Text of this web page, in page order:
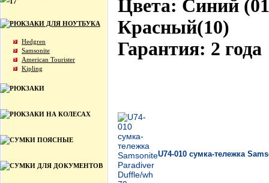
РЮКЗАКИ ДЛЯ НОУТБУКА
Hedgren
Samsonite
American Tourister
Kipling
РЮКЗАКИ
РЮКЗАКИ НА КОЛЕСАХ
СУМКИ ПОЯСНЫЕ
СУМКИ ДЛЯ ДОКУМЕНТОВ
Цвета: Синий
Красный(10)
Гарантия: 2 года
U74-010 сумка-тележка